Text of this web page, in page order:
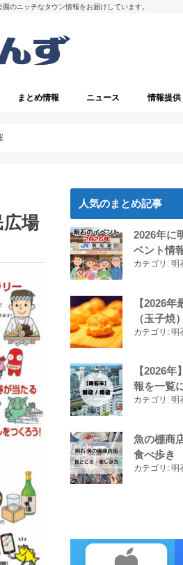
のニッチなタウン情報をお届けしています。
まとめ情報 ニュース 情報提供
広場
人気のまとめ記事
2026年に
ベント情
カテゴリ: 明
【2026
（玉子焼
カテゴリ: 明
【2026
報を一覧
カテゴリ: 明
魚の棚商
食べ歩き
カテゴリ: 明